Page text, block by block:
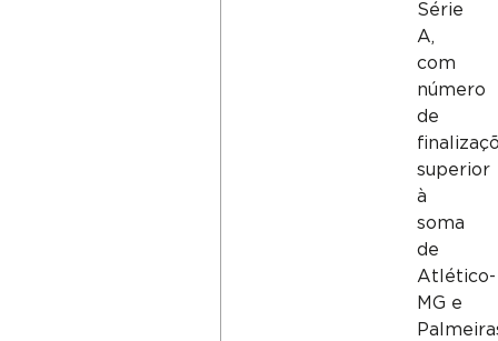
Série
A,
com
número
de
superior
à
soma
de
Atlético-
MG e